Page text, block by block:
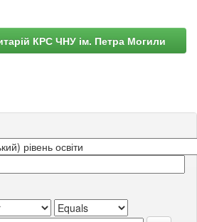
КРС ЧНУ ім. Петра Могили